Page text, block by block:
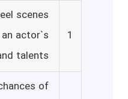
1
scenes
actor`s
talents
of